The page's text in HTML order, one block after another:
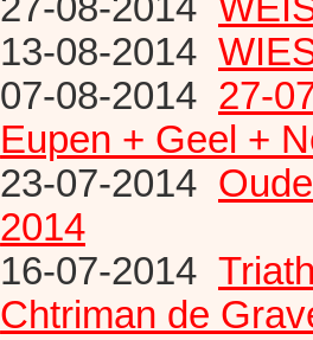
13-08-2014
07-08-2014 27-
Eupen + Geel +
23-07-2014
2014
16-07-2014
Chtriman de